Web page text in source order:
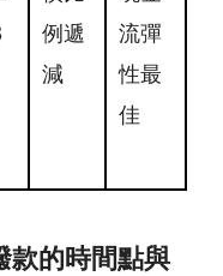
例遞
減
流彈
性最
佳
款的時間點與